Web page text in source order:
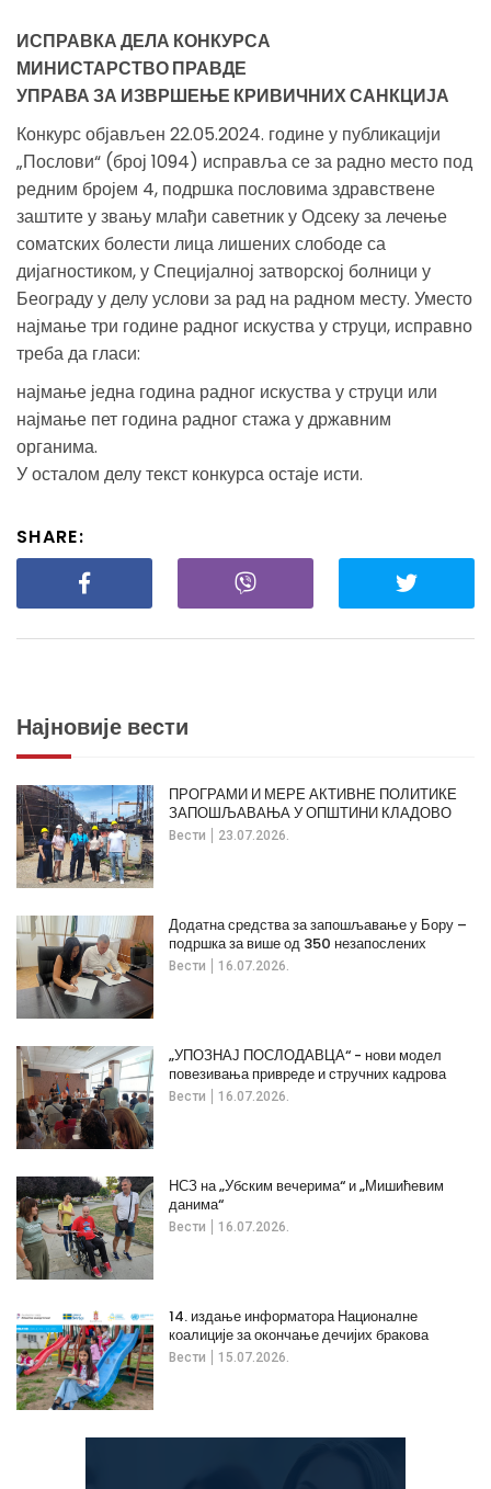
ИСПРАВКА ДЕЛА КОНКУРСА
МИНИСТАРСТВО ПРАВДЕ
УПРАВА ЗА ИЗВРШЕЊЕ КРИВИЧНИХ САНКЦИЈА
Конкурс објављен 22.05.2024. године у публикацији
„Послови“ (број 1094) исправља се за радно место под
редним бројем 4, подршка пословима здравствене
заштите у звању млађи саветник у Одсеку за лечење
соматских болести лица лишених слободе са
дијагностиком, у Специјалној затворској болници у
Београду у делу услови за рад на радном месту. Уместо
најмање три године радног искуства у струци, исправно
треба да гласи:
најмање једна година радног искуства у струци или
најмање пет година радног стажа у државним
органима.
У осталом делу текст конкурса остаје исти.
SHARE:
Најновије вести
Вести 23.07.2026.
ПРОГРАМИ И МЕРЕ АКТИВНЕ ПОЛИТИКЕ
ЗАПОШЉАВАЊА У ОПШТИНИ КЛАДОВО
Вести 16.07.2026.
Додатна средства за запошљавање у Бору –
подршка за више од 350 незапослених
Вести 16.07.2026.
„УПОЗНАЈ ПОСЛОДАВЦА“ - нови модел
повезивања привреде и стручних кадрова
Вести 16.07.2026.
НСЗ на „Убским вечерима“ и „Мишићевим
данима“
Вести 15.07.2026.
14. издање информатора Националне
коалиције за окончање дечијих бракова